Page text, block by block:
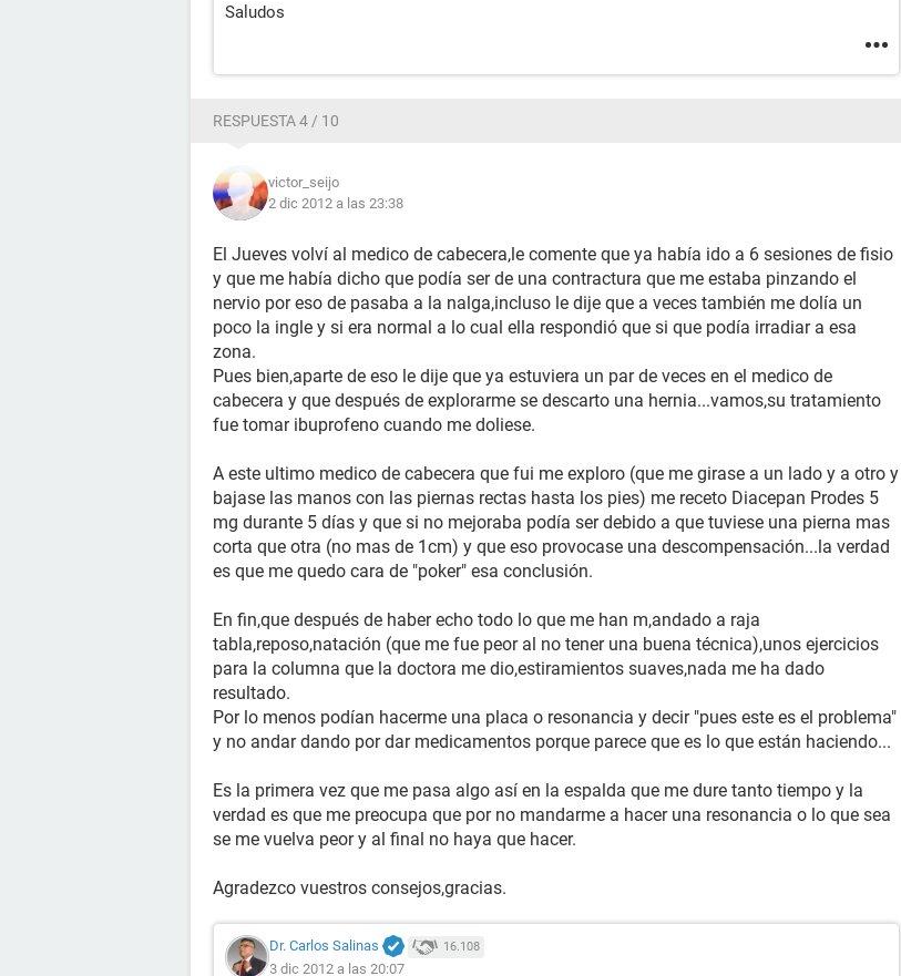
Saludos
RESPUESTA 4 / 10
victor_seijo
2 dic 2012 a las 23:38
El Jueves volví al medico de cabecera,le comente que ya había ido a 6 sesiones de fisio
y que me había dicho que podía ser de una contractura que me estaba pinzando el
nervio por eso de pasaba a la nalga,incluso le dije que a veces también me dolía un
poco la ingle y si era normal a lo cual ella respondió que si que podía irradiar a esa
zona.
Pues bien,aparte de eso le dije que ya estuviera un par de veces en el medico de
cabecera y que después de explorarme se descarto una hernia...vamos,su tratamiento
fue tomar ibuprofeno cuando me doliese.
A este ultimo medico de cabecera que fui me exploro (que me girase a un lado y a otro y
bajase las manos con las piernas rectas hasta los pies) me receto Diacepan Prodes 5
mg durante 5 días y que si no mejoraba podía ser debido a que tuviese una pierna mas
corta que otra (no mas de 1cm) y que eso provocase una descompensación...la verdad
es que me quedo cara de "poker" esa conclusión.
En fin,que después de haber echo todo lo que me han m,andado a raja
tabla,reposo,natación (que me fue peor al no tener una buena técnica),unos ejercicios
para la columna que la doctora me dio,estiramientos suaves,nada me ha dado
resultado.
Por lo menos podían hacerme una placa o resonancia y decir "pues este es el problema"
y no andar dando por dar medicamentos porque parece que es lo que están haciendo...
Es la primera vez que me pasa algo así en la espalda que me dure tanto tiempo y la
verdad es que me preocupa que por no mandarme a hacer una resonancia o lo que sea
se me vuelva peor y al final no haya que hacer.
Agradezco vuestros consejos,gracias.
Dr. Carlos Salinas 16.108
3 dic 2012 a las 20:07